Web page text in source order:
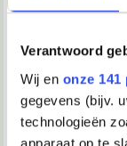
Verantwoord
Wij en onze 141
gegevens (bijv.
technologieën
apparaat op te
Check even of je
bladluizen om
bladluizen
want mieren zijn
een secundair